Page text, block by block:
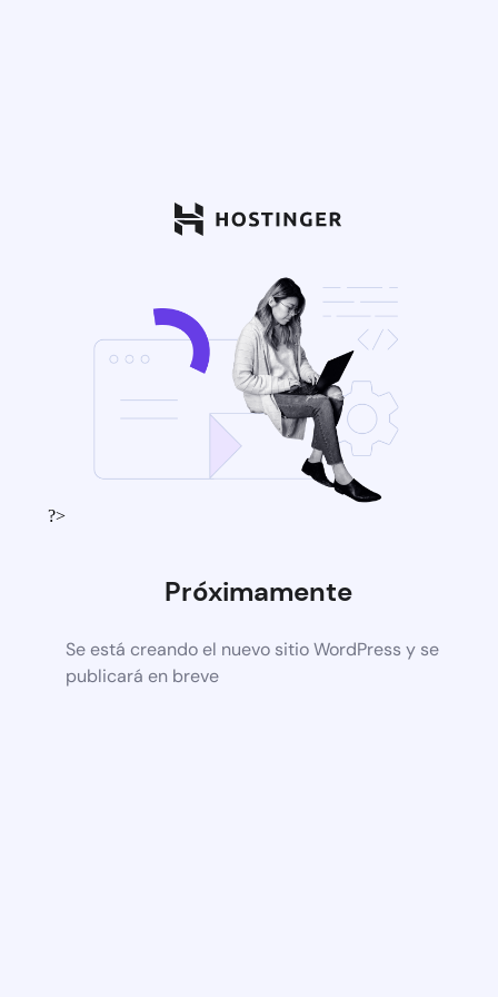
?>
Próximamente
Se está creando el nuevo sitio WordPress y se
publicará en breve